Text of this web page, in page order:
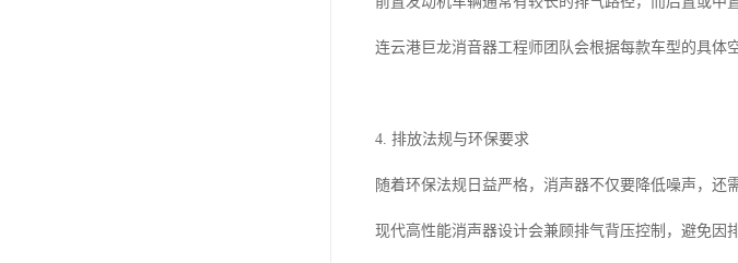
连云港巨龙消音器工程师团队会根据每款车型的具体
4. 排放法规与环保要求
随着环保法规日益严格，消声器不仅要降低噪声，还
现代高性能消声器设计会兼顾排气背压控制，避免因